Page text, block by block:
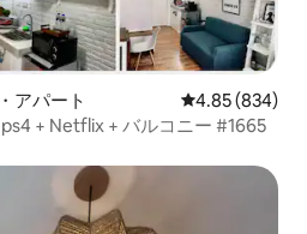
アパート レビュー834
4.85 (834)
+ Netflix + バルコニー #1665